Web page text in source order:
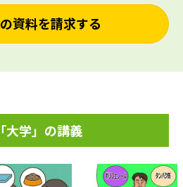
資料を請求する
大学」の講義